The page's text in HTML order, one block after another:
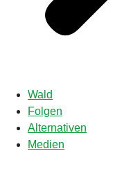
Wald
Folgen
Alternativen
Medien